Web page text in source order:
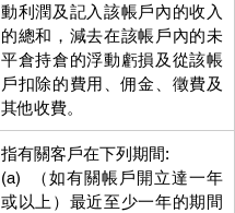
動利潤及記入該帳戶內的收入
的總和，減去在該帳戶內的未
平倉持倉的浮動虧損及從該帳
戶扣除的費用、佣金、徵費及
其他收費。
指有關客戶在下列期間:
(a)  （如有關帳戶開立達一年
或以上）最近至少一年的期間